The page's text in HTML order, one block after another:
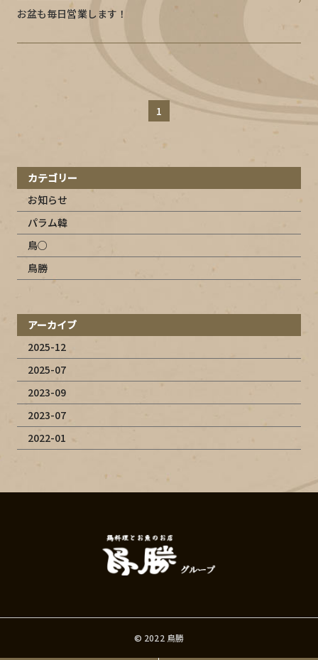
お盆も毎日営業します！
1
カテゴリー
お知らせ
パラム韓
鳥○
鳥勝
アーカイブ
2025-12
2025-07
2023-09
2023-07
2022-01
©︎ 2022 鳥勝